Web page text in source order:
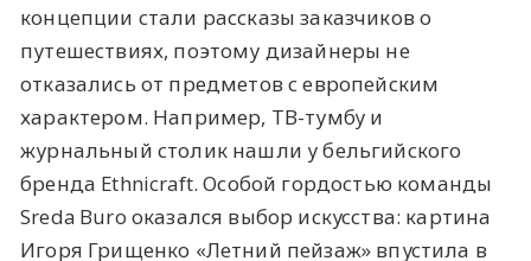
концепции стали рассказы заказчиков о
путешествиях, поэтому дизайнеры не
отказались от предметов с европейским
характером. Например, ТВ-тумбу и
журнальный столик нашли у бельгийского
бренда Ethnicraft. Особой гордостью команды
Sreda Buro оказался выбор искусства: картина
Игоря Грищенко «Летний пейзаж» впустила в